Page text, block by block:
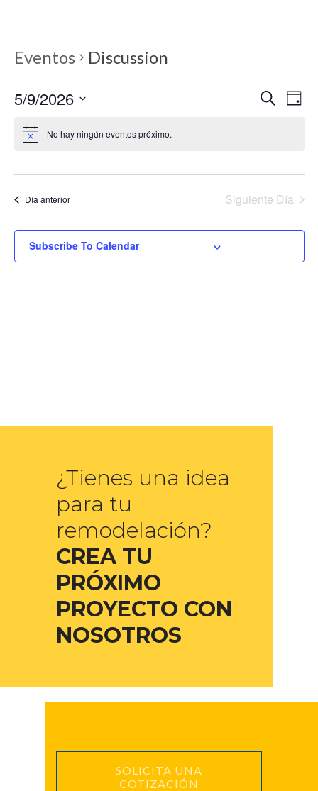
Eventos Discussion
de
vistas
de
Buscar
Day
5/9/2026
Seleccionar
No hay ningún eventos próximo.
Día anterior Siguiente Día
Subscribe To Calendar
¿Tienes una idea
para tu
remodelación?
CREA TU
PRÓXIMO
PROYECTO CON
NOSOTROS
SOLICITA UNA
COTIZACIÓN